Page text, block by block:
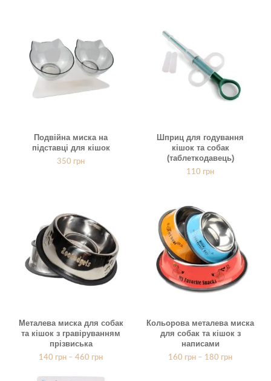
Подвійна миска на
підставці для кішок
350 грн
Шприц для годування
кішок та собак
(таблеткодавець)
110 грн
Металева миска для собак
та кішок з гравіруванням
прізвиська
140 грн – 460 грн
Кольорова металева миска
для собак та кішок з
написами
160 грн – 180 грн